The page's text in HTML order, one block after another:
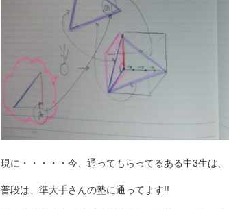
現に・・・・・今、通ってもらってるある中3生は、
普段は、準大手さんの塾に通ってます!!